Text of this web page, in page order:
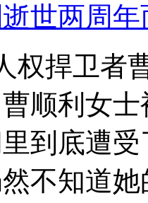
世两周年
权捍卫者
顺利女
到底遭
不知道